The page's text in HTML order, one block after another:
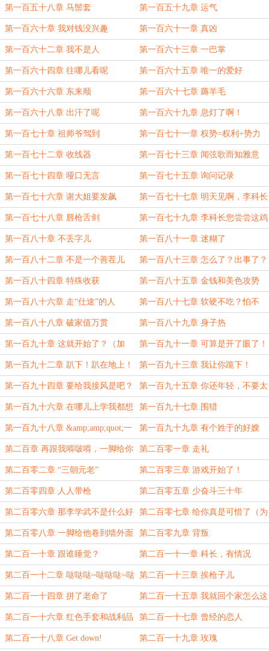
第一百五十八章 马鬃套 第一百五十九章 运气
第一百六十章 我对钱没兴趣 第一百六十一章 真凶
第一百六十二章 我不是人 第一百六十三章 一巴掌
第一百六十四章 往哪儿看呢 第一百六十五章 唯一的爱好
第一百六十六章 东来顺 第一百六十七章 薅羊毛
第一百六十八章 出汗了呢 第一百六十九章 息灯了啊！
第一百七十章 祖师爷驾到 第一百七十一章 权势=权利+势力
第一百七十二章 收线器 第一百七十三章 闻弦歌而知雅意
第一百七十四章 哑口无言 第一百七十五章 询问记录
第一百七十六章 谢大姐要发飙 第一百七十七章 明天见啊，李科长
第一百七十八章 唇枪舌剑 第一百七十九章 李科长您尝尝这鸡
第一百八十章 不丢字儿 第一百八十一章 迷糊了
第一百八十二章 不是一个善茬儿
（万字大章）
第一百八十三章 怎么了？出事了？
第一百八十四章 特殊收获 第一百八十五章 金钱和美色攻势
第一百八十六章 走“仕途”的人 第一百八十七章 软硬不吃？怕不
是......
第一百八十八章 破家值万贯 第一百八十九章 身子热
第一百九十章 这就开始了？（加
更）
第一百九十一章 可算是开了眼了！
第一百九十二章 趴下！趴在地上！
（加更）
第一百九十三章 我让你跪下！
第一百九十四章 要给我接风是吧？
（为璃琋夏末盟主加更万字大章）
第一百九十五章 你还年轻，不要太
气盛
第一百九十六章 在哪儿上学我都想
好了
第一百九十七章 围猎
第一百九十八章 &amp;amp;quot;一
指禅&amp;amp;quot;
第一百九十九章 有个姓于的好嫂
子.....
第二百章 再跟我嘚啵嘚，一脚给你
塞到冰窟窿里去
第二百零一章 走礼
第二百零二章 “三朝元老” 第二百零三章 游戏开始了！
第二百零四章 人人带枪 第二百零五章 少奋斗三十年
第二百零六章 那李学武不是什么好
人
第二百零七章 给你真是可惜了（为
盟主变态种子酱加更）
第二百零八章 一脚给他卷到墙外面
去
第二百零九章 背叛
第二百一十章 跟谁睡觉？ 第二百一十一章 科长，有情况
第二百一十二章 哒哒哒~哒哒哒~哒
哒哒~
第二百一十三章 挨枪子儿
第二百一十四章 拼了老命了 第二百一十五章 我就回个家怎么这
么难！
第二百一十六章 红色手套和战利品 第二百一十七章 曾经的恋人
第二百一十八章 Get down! 第二百一十九章 玫瑰